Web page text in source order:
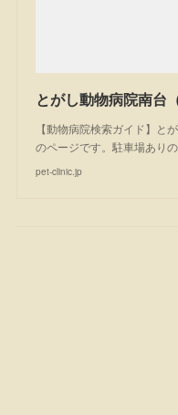
とがし動物病院南台
【動物病院検索ガイド】と
のページです。駐車場あり
pet-clinic.jp